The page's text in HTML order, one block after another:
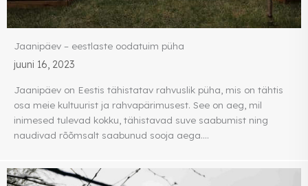
Jaanipäev – eestlaste oodatuim püha
juuni 16, 2023
Jaanipäev on Eestis tähistatav rahvuslik püha, mis on tähtis
osa meie kultuurist ja rahvapärimusest. See on aeg, mil
inimesed tulevad kokku, tähistavad suve saabumist ning
naudivad rõõmsalt saabunud sooja aega....